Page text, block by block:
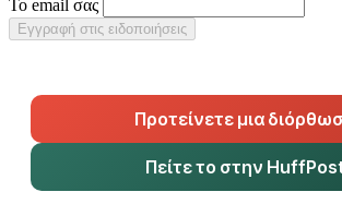
Το email σας
Εγγραφή στις ειδοποιήσεις
Προτείνετε μια
Πείτε το στην